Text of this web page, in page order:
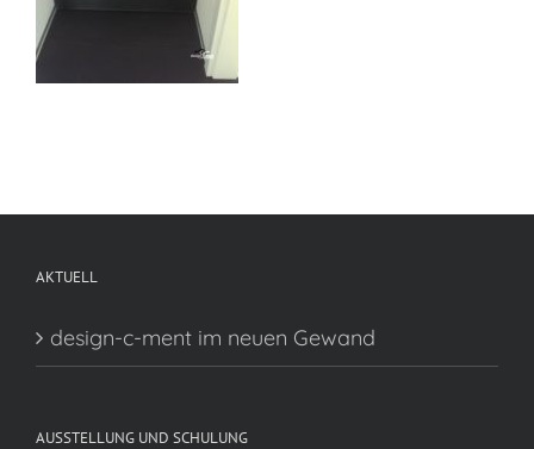
AKTUELL
design-c-ment im neuen Gewand
AUSSTELLUNG UND SCHULUNG